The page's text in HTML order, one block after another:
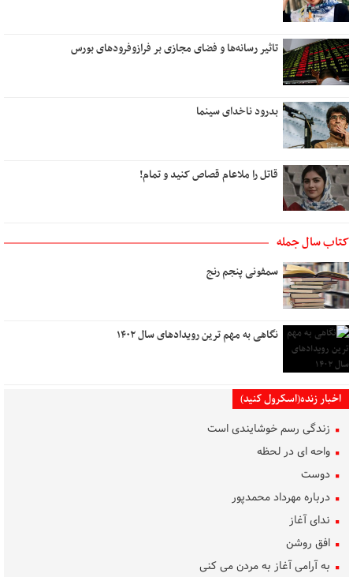
تاثیر رسانه‌ها و فضای مجازی بر فرازوفرودهای بورس
بدرود ناخدای سینما
قاتل را ملاعام قصاص کنید و تمام!
کتاب سال جمله
سمفونی پنجم رنج
نگاهی به مهم ترین رویدادهای سال ۱۴۰۲
اخبار زنده(اسکرول کنید)
زندگی رسم خوشایندی است
واحه ای در لحظه
دوست
درباره مهرداد محمدپور
ندای آغاز
افق روشن
به آرامی آغاز به مردن می کنی